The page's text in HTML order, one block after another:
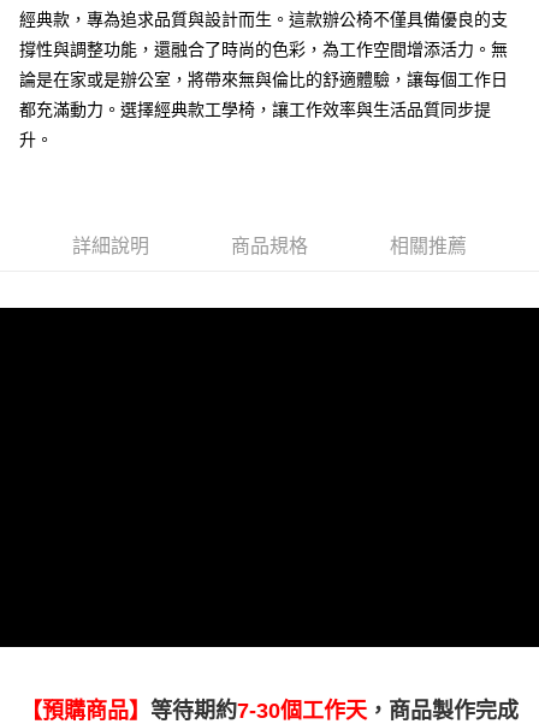
經典款，專為追求品質與設計而生。這款辦公椅不僅具備優良的支
撐性與調整功能，還融合了時尚的色彩，為工作空間增添活力。無
論是在家或是辦公室，將帶來無與倫比的舒適體驗，讓每個工作日
都充滿動力。選擇經典款工學椅，讓工作效率與生活品質同步提
升。
詳細說明 商品規格 相關推薦
【預購商品】 等待期約7-30個工作天 ，商品製作完成